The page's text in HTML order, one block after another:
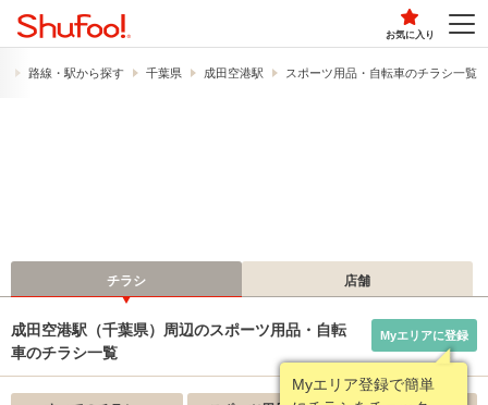
お気に入り
路線・駅から探す 千葉県 成田空港駅 スポーツ用品・自転車のチラシ一覧
チラシ 店舗
成田空港駅（千葉県）周辺のスポーツ用品・自転
車のチラシ一覧
Myエリア登録で簡単
Myエリアに登録